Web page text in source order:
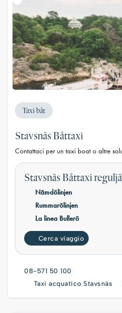
Taxi båt
Stavsnäs Båttaxi
Contattaci per un taxi boat o altre
Stavsnäs Båttaxi
Nämdölinjen
Rummarölinjen
La linea Bullerö
Cerca viaggio
08-571 50 100
Taxi acquatico Stavsnäs